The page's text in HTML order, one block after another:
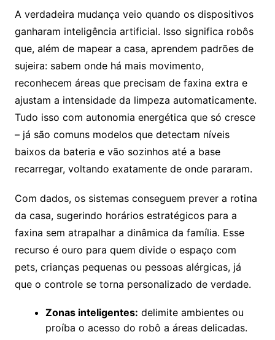
A verdadeira mudança veio quando os dispositivos
ganharam inteligência artificial. Isso significa robôs
que, além de mapear a casa, aprendem padrões de
sujeira: sabem onde há mais movimento,
reconhecem áreas que precisam de faxina extra e
ajustam a intensidade da limpeza automaticamente.
Tudo isso com autonomia energética que só cresce
– já são comuns modelos que detectam níveis
baixos da bateria e vão sozinhos até a base
recarregar, voltando exatamente de onde pararam.
Com dados, os sistemas conseguem prever a rotina
da casa, sugerindo horários estratégicos para a
faxina sem atrapalhar a dinâmica da família. Esse
recurso é ouro para quem divide o espaço com
pets, crianças pequenas ou pessoas alérgicas, já
que o controle se torna personalizado de verdade.
Zonas inteligentes: delimite ambientes ou
proíba o acesso do robô a áreas delicadas.